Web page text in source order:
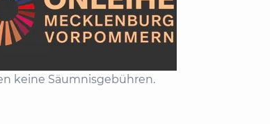
keine Säumnisgebühren.